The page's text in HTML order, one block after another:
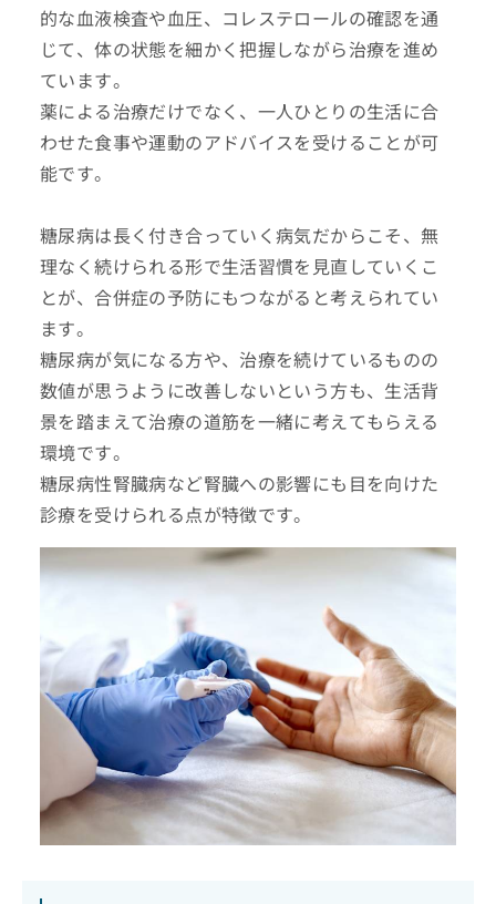
的な血液検査や血圧、コレステロールの確認を通
じて、体の状態を細かく把握しながら治療を進め
ています。
薬による治療だけでなく、一人ひとりの生活に合
わせた食事や運動のアドバイスを受けることが可
能です。
糖尿病は長く付き合っていく病気だからこそ、無
理なく続けられる形で生活習慣を見直していくこ
とが、合併症の予防にもつながると考えられてい
ます。
糖尿病が気になる方や、治療を続けているものの
数値が思うように改善しないという方も、生活背
景を踏まえて治療の道筋を一緒に考えてもらえる
環境です。
糖尿病性腎臓病など腎臓への影響にも目を向けた
診療を受けられる点が特徴です。